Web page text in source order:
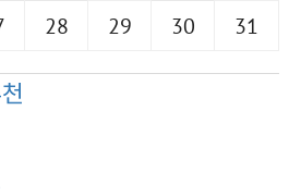
28 29 30 31